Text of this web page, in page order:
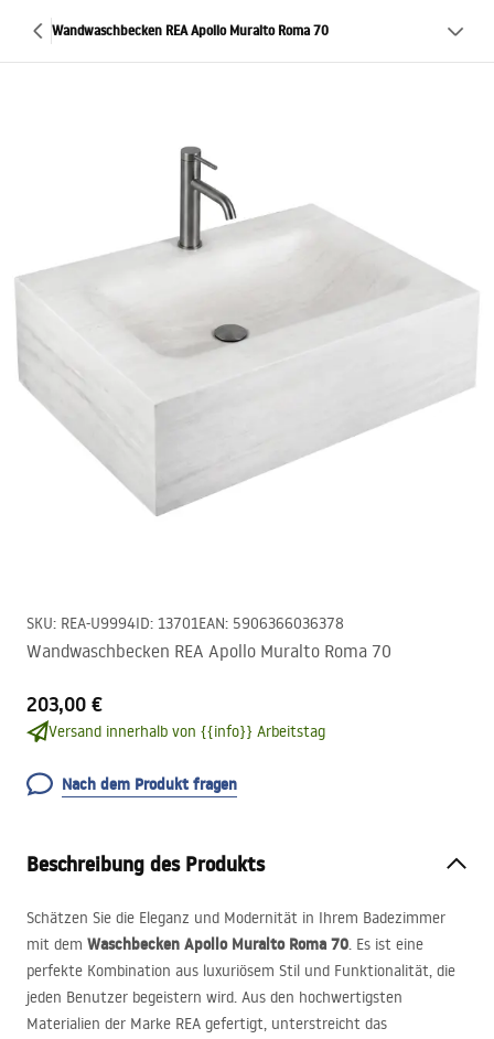
Wandwaschbecken REA Apollo Muralto Roma 70
SKU: REA-U9994ID: 13701EAN: 5906366036378
Wandwaschbecken REA Apollo Muralto Roma 70
203,00 €
Versand innerhalb von {{info}} Arbeitstag
Nach dem Produkt fragen
Beschreibung des Produkts
Schätzen Sie die Eleganz und Modernität in Ihrem Badezimmer
mit dem Waschbecken Apollo Muralto Roma 70. Es ist eine
perfekte Kombination aus luxuriösem Stil und Funktionalität, die
jeden Benutzer begeistern wird. Aus den hochwertigsten
Materialien der Marke REA gefertigt, unterstreicht das